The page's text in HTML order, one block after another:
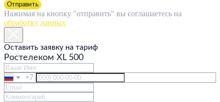
Отправить
Нажимая на кнопку "отправить" вы соглашаетесь на
обработку данных
Оставить заявку на тариф
Ростелеком XL 500
+7